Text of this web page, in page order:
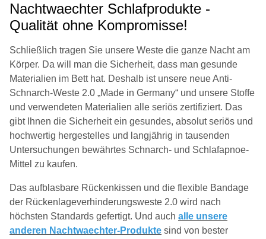
Nachtwaechter Schlafprodukte -
Qualität ohne Kompromisse!
Schließlich tragen Sie unsere Weste die ganze Nacht am
Körper. Da will man die Sicherheit, dass man gesunde
Materialien im Bett hat. Deshalb ist unsere neue Anti-
Schnarch-Weste 2.0 „Made in Germany“ und unsere Stoffe
und verwendeten Materialien alle seriös zertifiziert. Das
gibt Ihnen die Sicherheit ein gesundes, absolut seriös und
hochwertig hergestelles und langjährig in tausenden
Untersuchungen bewährtes Schnarch- und Schlafapnoe-
Mittel zu kaufen.
Das aufblasbare Rückenkissen und die flexible Bandage
der Rückenlageverhinderungsweste 2.0 wird nach
höchsten Standards gefertigt. Und auch alle unsere
anderen Nachtwaechter-Produkte sind von bester